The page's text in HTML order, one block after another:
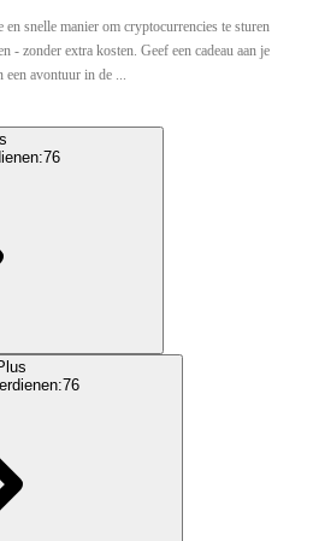
snelle manier om cryptocurrencies te sturen
- zonder extra kosten. Geef een cadeau aan je
een avontuur in de ...
76
76